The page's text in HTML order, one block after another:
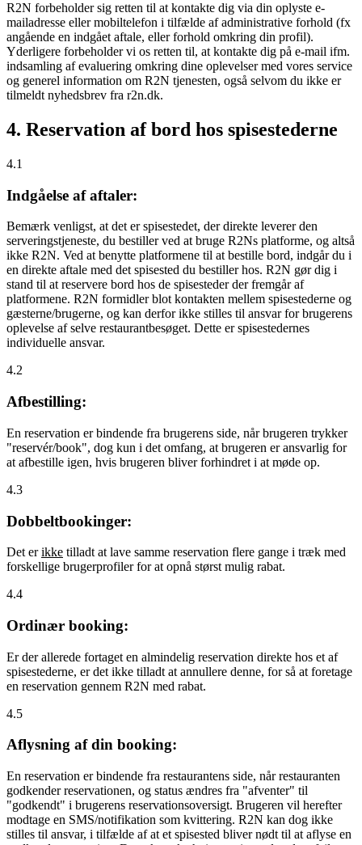
R2N forbeholder sig retten til at kontakte dig via din oplyste e-
mailadresse eller mobiltelefon i tilfælde af administrative forhold (fx
angående en indgået aftale, eller forhold omkring din profil).
Yderligere forbeholder vi os retten til, at kontakte dig på e-mail ifm.
indsamling af evaluering omkring dine oplevelser med vores service
og generel information om R2N tjenesten, også selvom du ikke er
tilmeldt nyhedsbrev fra r2n.dk.
4. Reservation af bord hos spisestederne
4.1
Indgåelse af aftaler:
Bemærk venligst, at det er spisestedet, der direkte leverer den
serveringstjeneste, du bestiller ved at bruge R2Ns platforme, og altså
ikke R2N. Ved at benytte platformene til at bestille bord, indgår du i
en direkte aftale med det spisested du bestiller hos. R2N gør dig i
stand til at reservere bord hos de spisesteder der fremgår af
platformene. R2N formidler blot kontakten mellem spisestederne og
gæsterne/brugerne, og kan derfor ikke stilles til ansvar for brugerens
oplevelse af selve restaurantbesøget. Dette er spisestedernes
individuelle ansvar.
4.2
Afbestilling:
En reservation er bindende fra brugerens side, når brugeren trykker
"reservér/book", dog kun i det omfang, at brugeren er ansvarlig for
at afbestille igen, hvis brugeren bliver forhindret i at møde op.
4.3
Dobbeltbookinger:
Det erikke tilladt at lave samme reservation flere gange i træk med
forskellige brugerprofiler for at opnå størst mulig rabat.
4.4
Ordinær booking:
Er der allerede fortaget en almindelig reservation direkte hos et af
spisestederne, er det ikke tilladt at annullere denne, for så at foretage
en reservation gennem R2N med rabat.
4.5
Aflysning af din booking:
En reservation er bindende fra restaurantens side, når restauranten
godkender reservationen, og status ændres fra "afventer" til
"godkendt" i brugerens reservationsoversigt. Brugeren vil herefter
modtage en SMS/notifikation som kvittering. R2N kan dog ikke
stilles til ansvar, i tilfælde af at et spisested bliver nødt til at aflyse en